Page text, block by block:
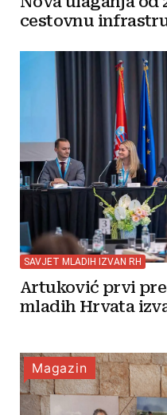
cestovnu
SAVJET MLADIH IZVAN RH
Artuković prvi
mladih Hrvata
Magazin